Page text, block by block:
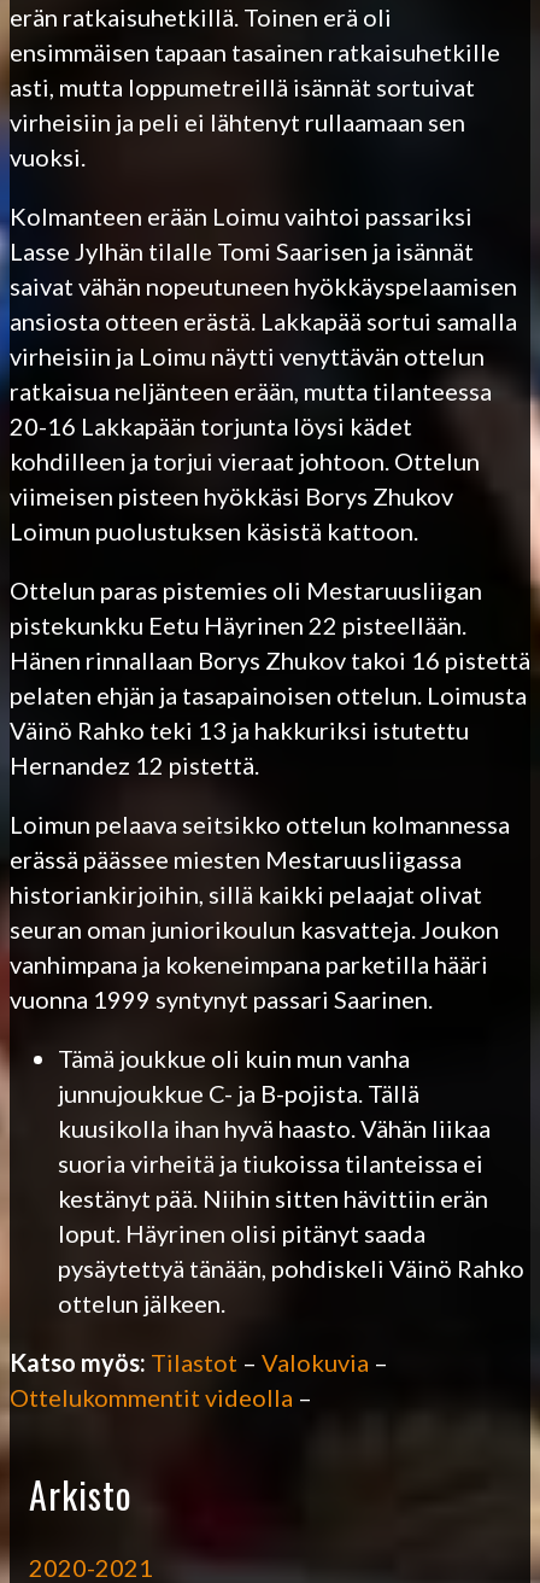
erän ratkaisuhetkillä. Toinen erä oli
ensimmäisen tapaan tasainen ratkaisuhetkille
asti, mutta loppumetreillä isännät sortuivat
virheisiin ja peli ei lähtenyt rullaamaan sen
vuoksi.
Kolmanteen erään Loimu vaihtoi passariksi
Lasse Jylhän tilalle Tomi Saarisen ja isännät
saivat vähän nopeutuneen hyökkäyspelaamisen
ansiosta otteen erästä. Lakkapää sortui samalla
virheisiin ja Loimu näytti venyttävän ottelun
ratkaisua neljänteen erään, mutta tilanteessa
20-16 Lakkapään torjunta löysi kädet
kohdilleen ja torjui vieraat johtoon. Ottelun
viimeisen pisteen hyökkäsi Borys Zhukov
Loimun puolustuksen käsistä kattoon.
Ottelun paras pistemies oli Mestaruusliigan
pistekunkku Eetu Häyrinen 22 pisteellään.
Hänen rinnallaan Borys Zhukov takoi 16 pistettä
pelaten ehjän ja tasapainoisen ottelun. Loimusta
Väinö Rahko teki 13 ja hakkuriksi istutettu
Hernandez 12 pistettä.
Loimun pelaava seitsikko ottelun kolmannessa
erässä päässee miesten Mestaruusliigassa
historiankirjoihin, sillä kaikki pelaajat olivat
seuran oman juniorikoulun kasvatteja. Joukon
vanhimpana ja kokeneimpana parketilla hääri
vuonna 1999 syntynyt passari Saarinen.
Tämä joukkue oli kuin mun vanha
junnujoukkue C- ja B-pojista. Tällä
kuusikolla ihan hyvä haasto. Vähän liikaa
suoria virheitä ja tiukoissa tilanteissa ei
kestänyt pää. Niihin sitten hävittiin erän
loput. Häyrinen olisi pitänyt saada
pysäytettyä tänään, pohdiskeli Väinö Rahko
ottelun jälkeen.
Katso myös: Tilastot – Valokuvia –
Ottelukommentit videolla –
Arkisto
2020-2021